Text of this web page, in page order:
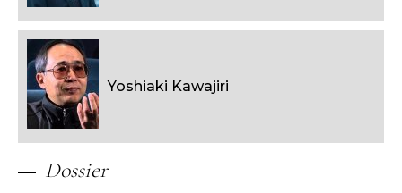
Yoshiaki Kawajiri
Dossier